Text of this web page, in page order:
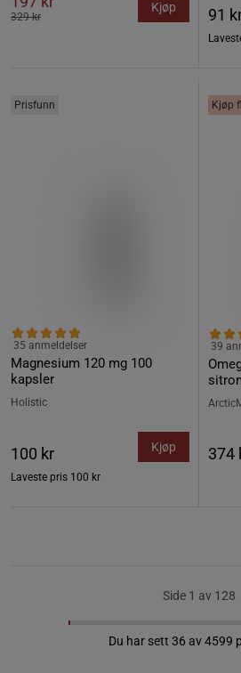
329 kr
Kjøp 91
Prisfunn
Magnesium 120 mg 100
kapsler
35 anmeldelser
Holistic
100 kr
Laveste pris 100 kr
Kjøp
Kjøp
39
374
Side 1 av 128
Du har sett 36 av 4599